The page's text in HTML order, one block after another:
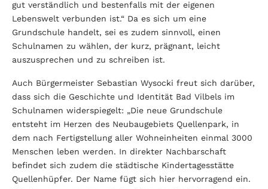
gut verständlich und bestenfalls mit der eigenen
Lebenswelt verbunden ist.“ Da es sich um eine
Grundschule handelt, sei es zudem sinnvoll, einen
Schulnamen zu wählen, der kurz, prägnant, leicht
auszusprechen und zu schreiben ist.
Auch Bürgermeister Sebastian Wysocki freut sich darüber,
dass sich die Geschichte und Identität Bad Vilbels im
Schulnamen widerspiegelt: „Die neue Grundschule
entsteht im Herzen des Neubaugebiets Quellenpark, in
dem nach Fertigstellung aller Wohneinheiten einmal 3000
Menschen leben werden. In direkter Nachbarschaft
befindet sich zudem die städtische Kindertagesstätte
Quellenhüpfer. Der Name fügt sich hier hervorragend ein.